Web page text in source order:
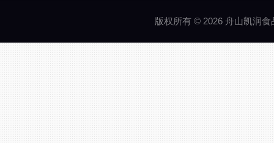
版权所有 © 2026 舟山凯润